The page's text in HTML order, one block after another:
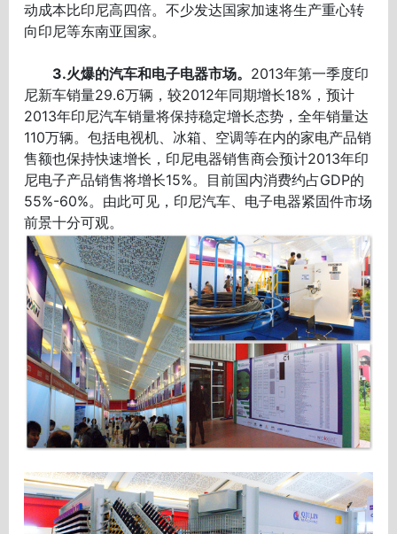
动成本比印尼高四倍。不少发达国家加速将生产重心转
向印尼等东南亚国家。
3.火爆的汽车和电子电器市场。 2013年第一季度印
尼新车销量29.6万辆，较2012年同期增长18%，预计
2013年印尼汽车销量将保持稳定增长态势，全年销量达
110万辆。包括电视机、冰箱、空调等在内的家电产品销
售额也保持快速增长，印尼电器销售商会预计2013年印
尼电子产品销售将增长15%。目前国内消费约占GDP的
55%-60%。由此可见，印尼汽车、电子电器紧固件市场
前景十分可观。